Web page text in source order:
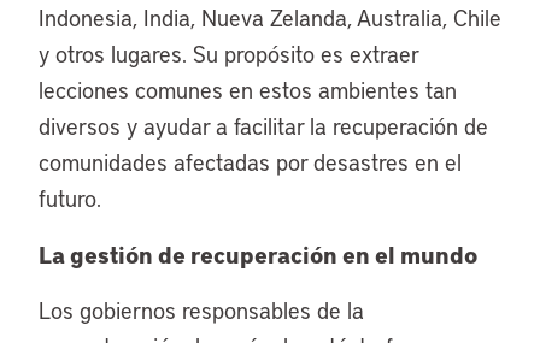
Indonesia, India, Nueva Zelanda, Australia, Chile
y otros lugares. Su propósito es extraer
lecciones comunes en estos ambientes tan
diversos y ayudar a facilitar la recuperación de
comunidades afectadas por desastres en el
futuro.
La gestión de recuperación en el mundo
Los gobiernos responsables de la